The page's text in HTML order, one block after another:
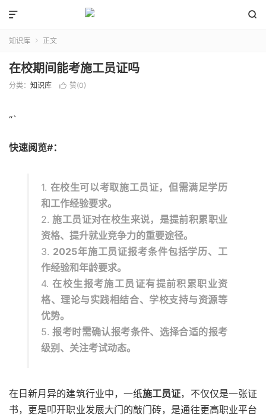


知识库  正文
在校期间能考施工员证吗
分类： 知识库  赞(0)
“`
快速阅览#：
1. 在校生可以考取施工员证，但需满足学历
和工作经验要求。
2.施工员证对在校生来说，是提前积累职业
资格、提升就业竞争力的重要途径。
3. 2025年施工员证报考条件包括学历、工
作经验和年龄要求。
4.在校生报考施工员证有提前积累职业资
格、理论与实践相结合、学校支持与资源等
优势。
5.报考时需确认报考条件、选择合适的报考
级别、关注考试动态。
在日新月异的建筑行业中，一纸施工员证，不仅仅是一张证
书，更是叩开职业发展大门的敲门砖，是通往更高职业平台